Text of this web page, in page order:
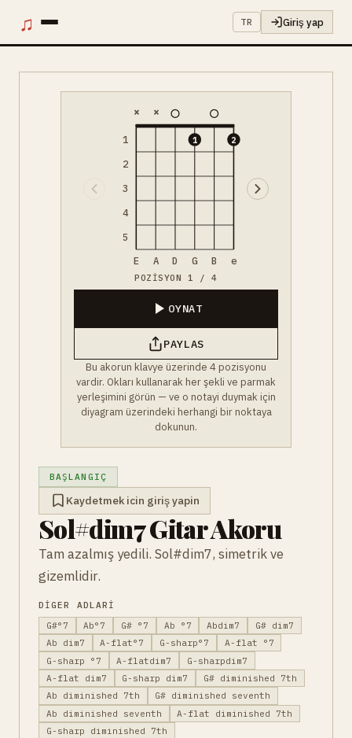
♫ TR Giriş yap
1
2
3
4
5
× ×
1 2
E A D G B e
POZISYON 1 / 4
OYNAT
PAYLAS
Bu akorun klavye üzerinde 4 pozisyonu
vardir. Okları kullanarak her şekli ve parmak
yerleşimini görün — ve o notayi duymak için
diyagram üzerindeki herhangi bir noktaya
dokunun.
BAŞLANGIÇ
Kaydetmek icin giriş yapin
Sol#dim7 Gitar Akoru
Tam azalmış yedili. Sol#dim7, simetrik ve
gizemlidir.
DIGER ADLARI
G#°7
Ab°7 G# °7 Ab °7 Abdim7
G# dim7
Ab dim7
A-flat°7 G-sharp°7
A-flat °7
G-sharp °7
A-flatdim7
G-sharpdim7
A-flat dim7
G-sharp dim7
G# diminished 7th
Ab diminished 7th
G# diminished seventh
Ab diminished seventh
A-flat diminished 7th
G-sharp diminished 7th